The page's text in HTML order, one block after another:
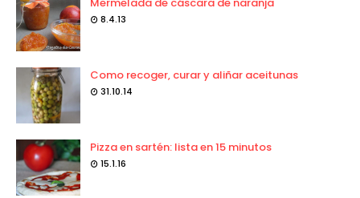
8.4.13
Como recoger, curar y aliñar aceitunas
31.10.14
Pizza en sartén: lista en 15 minutos
15.1.16